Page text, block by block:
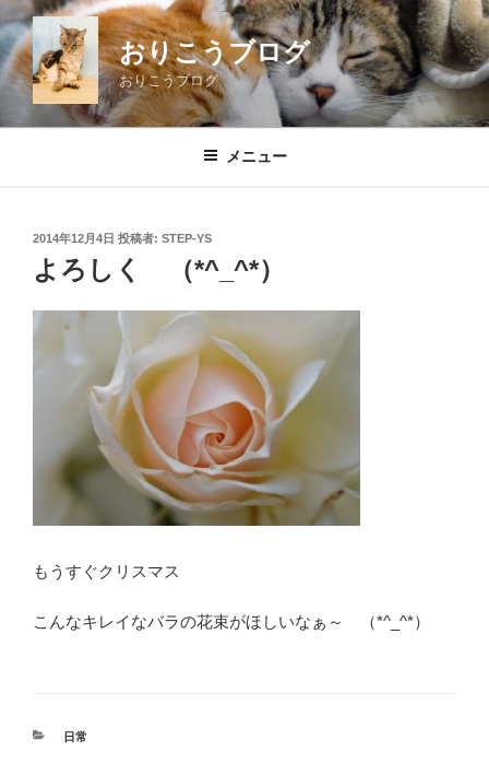
コ
ン
テ
ン
おりこうブログ
おりこうブログ
メニュー
投
日:
2014年12月4日 投稿者: STEP-YS
よろしく （*^_^*）
もうすぐクリスマス
こんなキレイなバラの花束がほしいなぁ～ （*^_^*）
カ
日常